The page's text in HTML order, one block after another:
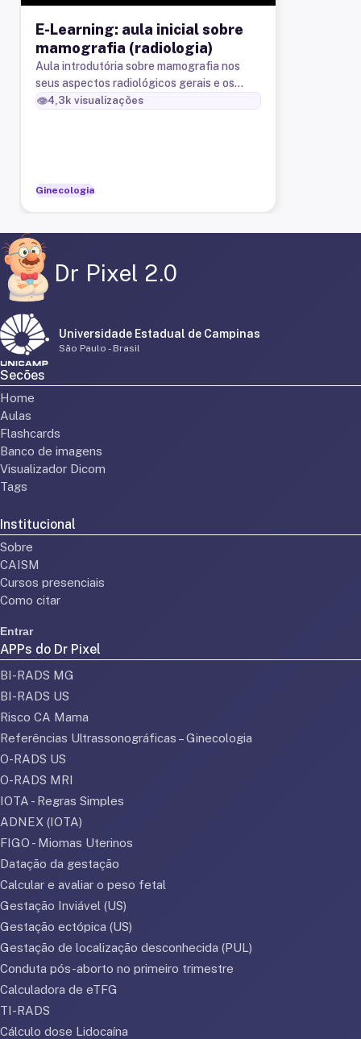
E-Learning: aula inicial sobre
mamografia (radiologia)
Aula introdutória sobre mamografia nos
seus aspectos radiológicos gerais e os
conceitos básicos de análise do exame.
👁️4,3k visualizações
Ginecologia
Dr Pixel 2.0
Universidade Estadual de Campinas
São Paulo - Brasil
Secões
Home
Aulas
Flashcards
Banco de imagens
Visualizador Dicom
Tags
Institucional
Sobre
CAISM
Cursos presenciais
Como citar
Entrar
APPs do Dr Pixel
BI-RADS MG
BI-RADS US
Risco CA Mama
Referências Ultrassonográficas – Ginecologia
O-RADS US
O-RADS MRI
IOTA - Regras Simples
ADNEX (IOTA)
FIGO - Miomas Uterinos
Datação da gestação
Calcular e avaliar o peso fetal
Gestação Inviável (US)
Gestação ectópica (US)
Gestação de localização desconhecida (PUL)
Conduta pós-aborto no primeiro trimestre
Calculadora de eTFG
TI-RADS
Cálculo dose Lidocaína